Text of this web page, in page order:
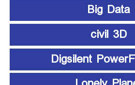
Big Data
civil 3D
Digsilent